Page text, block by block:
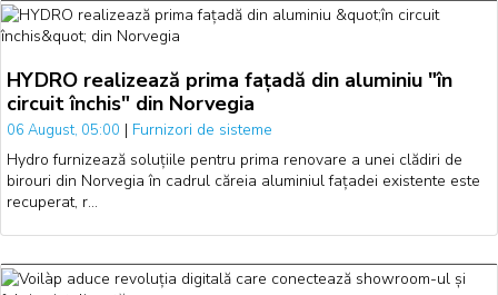
HYDRO realizează prima fațadă din aluminiu "în
circuit închis" din Norvegia
06 August, 05:00 | Furnizori de sisteme
Hydro furnizează soluțiile pentru prima renovare a unei clădiri de
birouri din Norvegia în cadrul căreia aluminiul fațadei existente este
recuperat, r…